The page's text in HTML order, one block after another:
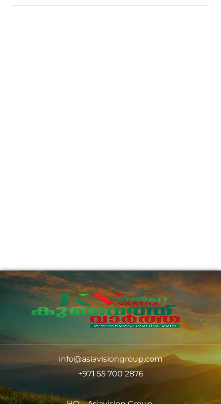
info@asiavisiongroup.com
+971 55 700 2876